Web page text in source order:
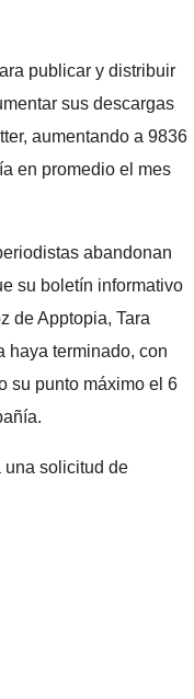
publicar y distribuir
sus descargas
aumentando a 9836
en promedio el mes
abandonan
su boletín informativo
de Apptopia, Tara
haya terminado, con
su punto máximo el 6
una solicitud de